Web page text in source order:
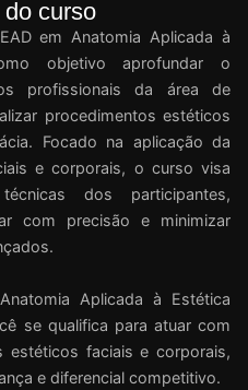
curso
em Anatomia Aplicada à
objetivo aprofundar o
profissionais da área de
procedimentos estéticos
Focado na aplicação da
e corporais, o curso visa
dos participantes,
com precisão e minimizar
Aplicada à Estética
se qualifica para atuar com
estéticos faciais e corporais,
e diferencial competitivo.